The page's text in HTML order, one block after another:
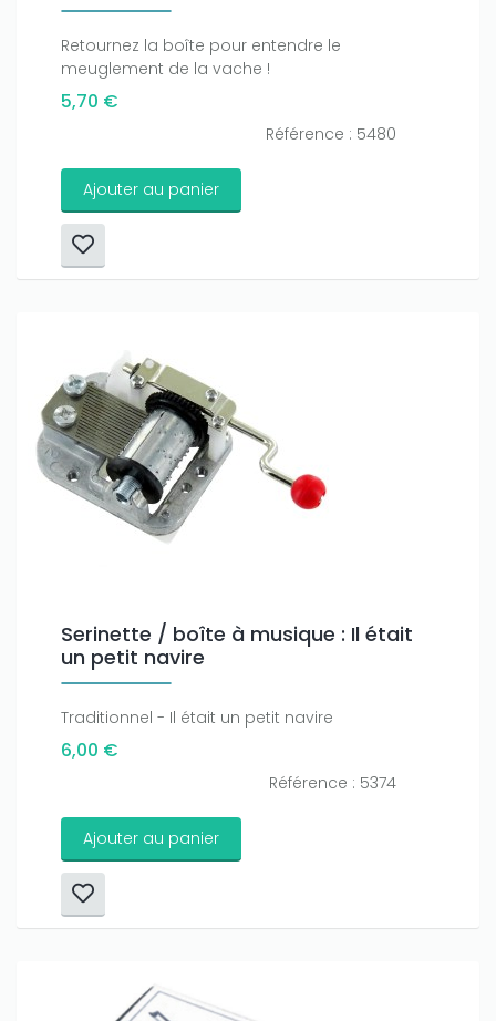
Retournez la boîte pour entendre le
meuglement de la vache !
5,70 €
Référence : 5480
Ajouter au panier
Serinette / boîte à musique : Il était
un petit navire
Traditionnel - Il était un petit navire
6,00 €
Référence : 5374
Ajouter au panier